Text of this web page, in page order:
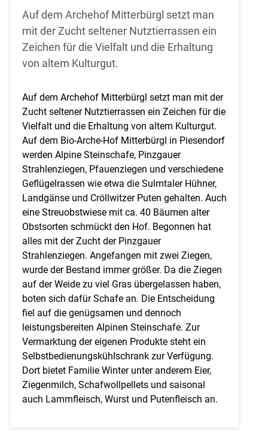
Auf dem Archehof Mitterbürgl setzt man
mit der Zucht seltener Nutztierrassen ein
Zeichen für die Vielfalt und die Erhaltung
von altem Kulturgut.
Auf dem Archehof Mitterbürgl setzt man mit der
Zucht seltener Nutztierrassen ein Zeichen für die
Vielfalt und die Erhaltung von altem Kulturgut.
Auf dem Bio-Arche-Hof Mitterbürgl in Piesendorf
werden Alpine Steinschafe, Pinzgauer
Strahlenziegen, Pfauenziegen und verschiedene
Geflügelrassen wie etwa die Sulmtaler Hühner,
Landgänse und Cröllwitzer Puten gehalten. Auch
eine Streuobstwiese mit ca. 40 Bäumen alter
Obstsorten schmückt den Hof. Begonnen hat
alles mit der Zucht der Pinzgauer
Strahlenziegen. Angefangen mit zwei Ziegen,
wurde der Bestand immer größer. Da die Ziegen
auf der Weide zu viel Gras übergelassen haben,
boten sich dafür Schafe an. Die Entscheidung
fiel auf die genügsamen und dennoch
leistungsbereiten Alpinen Steinschafe. Zur
Vermarktung der eigenen Produkte steht ein
Selbstbedienungskühlschrank zur Verfügung.
Dort bietet Familie Winter unter anderem Eier,
Ziegenmilch, Schafwollpellets und saisonal
auch Lammfleisch, Wurst und Putenfleisch an.